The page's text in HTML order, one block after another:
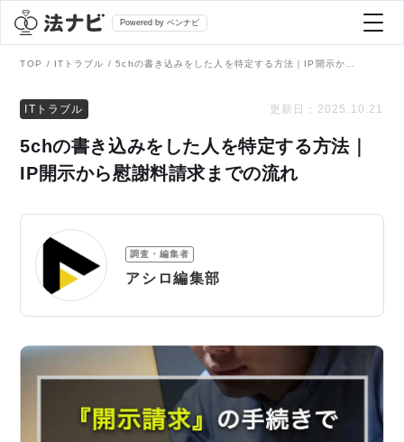
Powered by ベンナビ
全て
刑事事件
債務整理
離婚問題
交通事故
弁護士を探す
AI Search Premium
掲載をご検討の弁護士の方へ
TOP ITトラブル
ITトラブル 更新日： 2025.10.21
5chの書き込みをした人を特定する方法｜
IP開示から慰謝料請求までの流れ
調査・編集者
アシロ編集部